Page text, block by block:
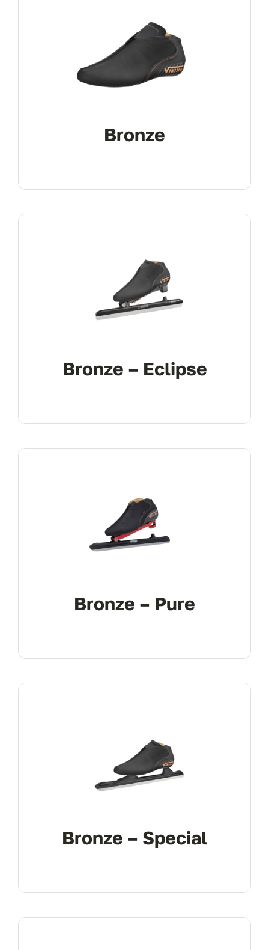
Bronze
Bronze – Eclipse
Bronze – Pure
Bronze – Special